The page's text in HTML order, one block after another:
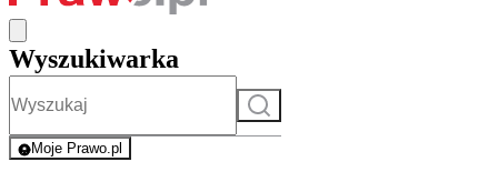
Wyszukiwarka
Szukaj
Moje Prawo.pl
- rejestracja i logowanie do serwisu